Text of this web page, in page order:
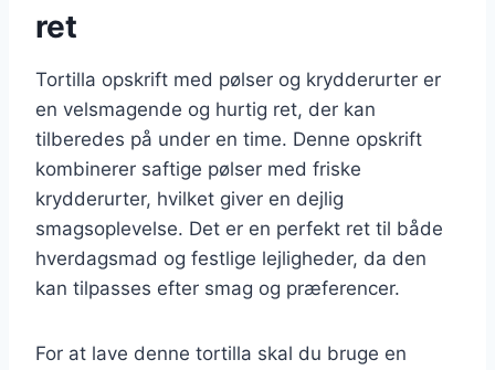
ret
Tortilla opskrift med pølser og krydderurter er
en velsmagende og hurtig ret, der kan
tilberedes på under en time. Denne opskrift
kombinerer saftige pølser med friske
krydderurter, hvilket giver en dejlig
smagsoplevelse. Det er en perfekt ret til både
hverdagsmad og festlige lejligheder, da den
kan tilpasses efter smag og præferencer.
For at lave denne tortilla skal du bruge en